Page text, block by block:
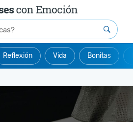
Reflexión Vida Bonitas